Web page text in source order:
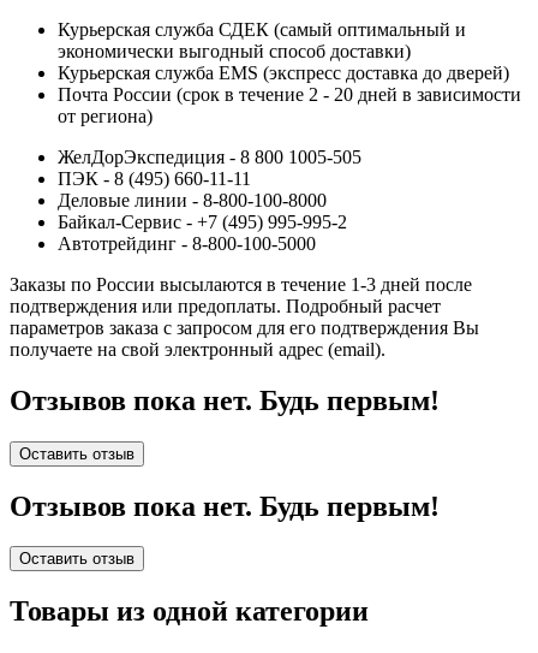
Курьерская служба СДЕК (самый оптимальный и
экономически выгодный способ доставки)
Курьерская служба EMS (экспресс доставка до дверей)
Почта России (срок в течение 2 - 20 дней в зависимости
от региона)
ЖелДорЭкспедиция - 8 800 1005-505
ПЭК - 8 (495) 660-11-11
Деловые линии - 8-800-100-8000
Байкал-Сервис - +7 (495) 995-995-2
Автотрейдинг - 8-800-100-5000
Заказы по России высылаются в течение 1-3 дней после
подтверждения или предоплаты. Подробный расчет
параметров заказа с запросом для его подтверждения Вы
получаете на свой электронный адрес (email).
Отзывов пока нет. Будь первым!
Оставить отзыв
Отзывов пока нет. Будь первым!
Оставить отзыв
Товары из одной категории